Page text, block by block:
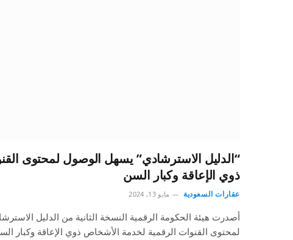
“الدليل الاسترشادي” يسهل الوصول لمحتوى
ذوي الإعاقة وكبار السن
عقارات السعودية مايو 13, 2024
أصدرت هيئة الحكومة الرقمية النسخة الثانية من الدليل
لمحتوى القنوات الرقمية لخدمة الأشخاص ذوي الإعاقة وكبار